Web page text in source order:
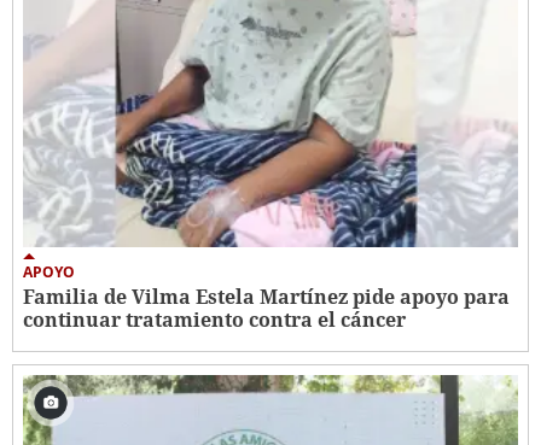
APOYO
Familia de Vilma Estela Martínez pide apoyo para
continuar tratamiento contra el cáncer